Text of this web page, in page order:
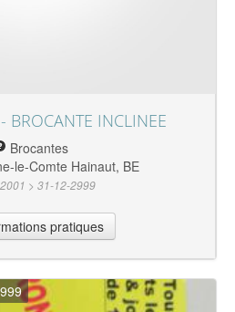
BROCANTE INCLINEE
Brocantes
le-Comte Hainaut, BE
> 31-12-2999
pratiques